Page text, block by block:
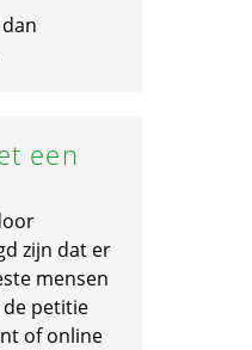
een
zijn dat er
mensen
de petitie
of online